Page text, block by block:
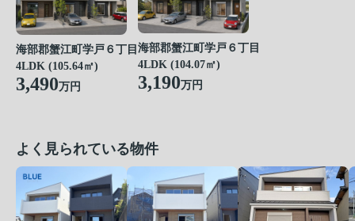
海部郡蟹江町学戸６丁目
4LDK (105.64㎡)
3,490万円
海部郡蟹江町学戸６丁目
4LDK (104.07㎡)
3,190万円
よく見られている物件